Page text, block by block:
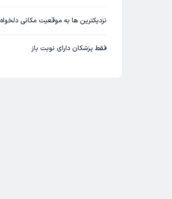
نزدیکترین ها به موقعیت مکانی دلخواه
فقط پزشکان دارای نوبت باز